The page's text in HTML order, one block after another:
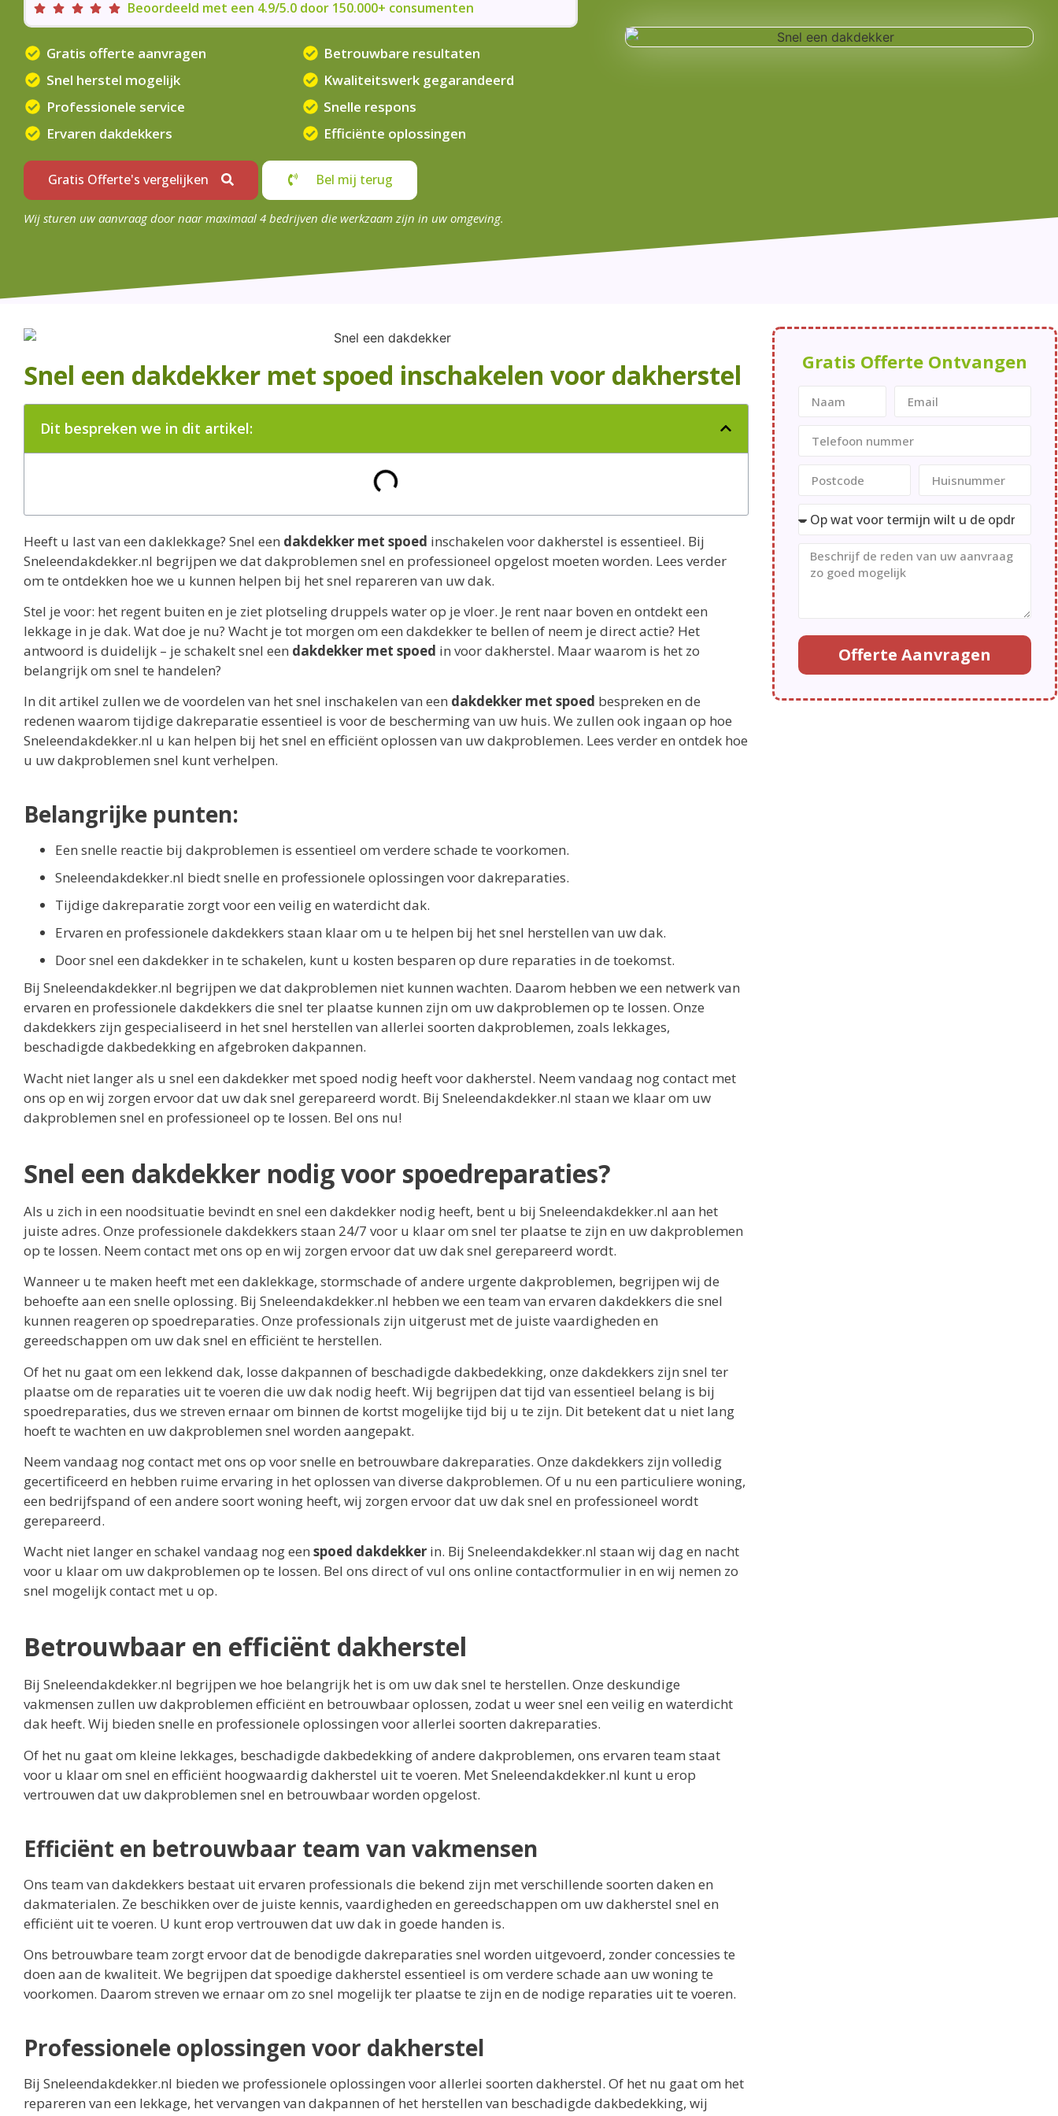
Beoordeeld met een 4.9/5.0 door 150.000+ consumenten
Gratis offerte aanvragen
Snel herstel mogelijk
Professionele service
Ervaren dakdekkers
Betrouwbare resultaten
Kwaliteitswerk gegarandeerd
Snelle respons
Efficiënte oplossingen
Gratis Offerte's vergelijken Bel mij terug
Wij sturen uw aanvraag door naar maximaal 4 bedrijven die werkzaam zijn in uw omgeving.
Snel een dakdekker met spoed inschakelen voor dakherstel
Dit bespreken we in dit artikel:
Heeft u last van een daklekkage? Snel een dakdekker met spoed inschakelen voor dakherstel is essentieel. Bij
Sneleendakdekker.nl begrijpen we dat dakproblemen snel en professioneel opgelost moeten worden. Lees verder
om te ontdekken hoe we u kunnen helpen bij het snel repareren van uw dak.
Stel je voor: het regent buiten en je ziet plotseling druppels water op je vloer. Je rent naar boven en ontdekt een
lekkage in je dak. Wat doe je nu? Wacht je tot morgen om een dakdekker te bellen of neem je direct actie? Het
antwoord is duidelijk – je schakelt snel een dakdekker met spoed in voor dakherstel. Maar waarom is het zo
belangrijk om snel te handelen?
In dit artikel zullen we de voordelen van het snel inschakelen van een dakdekker met spoed bespreken en de
redenen waarom tijdige dakreparatie essentieel is voor de bescherming van uw huis. We zullen ook ingaan op hoe
Sneleendakdekker.nl u kan helpen bij het snel en efficiënt oplossen van uw dakproblemen. Lees verder en ontdek hoe
u uw dakproblemen snel kunt verhelpen.
Belangrijke punten:
Een snelle reactie bij dakproblemen is essentieel om verdere schade te voorkomen.
Sneleendakdekker.nl biedt snelle en professionele oplossingen voor dakreparaties.
Tijdige dakreparatie zorgt voor een veilig en waterdicht dak.
Ervaren en professionele dakdekkers staan klaar om u te helpen bij het snel herstellen van uw dak.
Door snel een dakdekker in te schakelen, kunt u kosten besparen op dure reparaties in de toekomst.
Bij Sneleendakdekker.nl begrijpen we dat dakproblemen niet kunnen wachten. Daarom hebben we een netwerk van
ervaren en professionele dakdekkers die snel ter plaatse kunnen zijn om uw dakproblemen op te lossen. Onze
dakdekkers zijn gespecialiseerd in het snel herstellen van allerlei soorten dakproblemen, zoals lekkages,
beschadigde dakbedekking en afgebroken dakpannen.
Wacht niet langer als u snel een dakdekker met spoed nodig heeft voor dakherstel. Neem vandaag nog contact met
ons op en wij zorgen ervoor dat uw dak snel gerepareerd wordt. Bij Sneleendakdekker.nl staan we klaar om uw
dakproblemen snel en professioneel op te lossen. Bel ons nu!
Snel een dakdekker nodig voor spoedreparaties?
Als u zich in een noodsituatie bevindt en snel een dakdekker nodig heeft, bent u bij Sneleendakdekker.nl aan het
juiste adres. Onze professionele dakdekkers staan 24/7 voor u klaar om snel ter plaatse te zijn en uw dakproblemen
op te lossen. Neem contact met ons op en wij zorgen ervoor dat uw dak snel gerepareerd wordt.
Wanneer u te maken heeft met een daklekkage, stormschade of andere urgente dakproblemen, begrijpen wij de
behoefte aan een snelle oplossing. Bij Sneleendakdekker.nl hebben we een team van ervaren dakdekkers die snel
kunnen reageren op spoedreparaties. Onze professionals zijn uitgerust met de juiste vaardigheden en
gereedschappen om uw dak snel en efficiënt te herstellen.
Of het nu gaat om een lekkend dak, losse dakpannen of beschadigde dakbedekking, onze dakdekkers zijn snel ter
plaatse om de reparaties uit te voeren die uw dak nodig heeft. Wij begrijpen dat tijd van essentieel belang is bij
spoedreparaties, dus we streven ernaar om binnen de kortst mogelijke tijd bij u te zijn. Dit betekent dat u niet lang
hoeft te wachten en uw dakproblemen snel worden aangepakt.
Neem vandaag nog contact met ons op voor snelle en betrouwbare dakreparaties. Onze dakdekkers zijn volledig
gecertificeerd en hebben ruime ervaring in het oplossen van diverse dakproblemen. Of u nu een particuliere woning,
een bedrijfspand of een andere soort woning heeft, wij zorgen ervoor dat uw dak snel en professioneel wordt
gerepareerd.
Wacht niet langer en schakel vandaag nog een spoed dakdekker in. Bij Sneleendakdekker.nl staan wij dag en nacht
voor u klaar om uw dakproblemen op te lossen. Bel ons direct of vul ons online contactformulier in en wij nemen zo
snel mogelijk contact met u op.
Betrouwbaar en efficiënt dakherstel
Bij Sneleendakdekker.nl begrijpen we hoe belangrijk het is om uw dak snel te herstellen. Onze deskundige
vakmensen zullen uw dakproblemen efficiënt en betrouwbaar oplossen, zodat u weer snel een veilig en waterdicht
dak heeft. Wij bieden snelle en professionele oplossingen voor allerlei soorten dakreparaties.
Of het nu gaat om kleine lekkages, beschadigde dakbedekking of andere dakproblemen, ons ervaren team staat
voor u klaar om snel en efficiënt hoogwaardig dakherstel uit te voeren. Met Sneleendakdekker.nl kunt u erop
vertrouwen dat uw dakproblemen snel en betrouwbaar worden opgelost.
Efficiënt en betrouwbaar team van vakmensen
Ons team van dakdekkers bestaat uit ervaren professionals die bekend zijn met verschillende soorten daken en
dakmaterialen. Ze beschikken over de juiste kennis, vaardigheden en gereedschappen om uw dakherstel snel en
efficiënt uit te voeren. U kunt erop vertrouwen dat uw dak in goede handen is.
Ons betrouwbare team zorgt ervoor dat de benodigde dakreparaties snel worden uitgevoerd, zonder concessies te
doen aan de kwaliteit. We begrijpen dat spoedige dakherstel essentieel is om verdere schade aan uw woning te
voorkomen. Daarom streven we ernaar om zo snel mogelijk ter plaatse te zijn en de nodige reparaties uit te voeren.
Professionele oplossingen voor dakherstel
Bij Sneleendakdekker.nl bieden we professionele oplossingen voor allerlei soorten dakherstel. Of het nu gaat om het
repareren van een lekkage, het vervangen van dakpannen of het herstellen van beschadigde dakbedekking, wij
Gratis Offerte Ontvangen
Offerte Aanvragen